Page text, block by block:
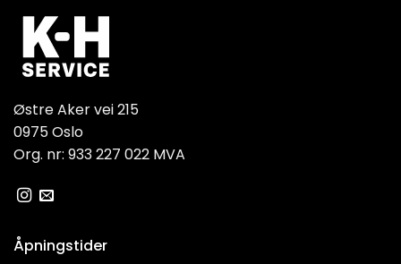
Østre Aker vei 215
0975 Oslo
Org. nr: 933 227 022 MVA
Åpningstider